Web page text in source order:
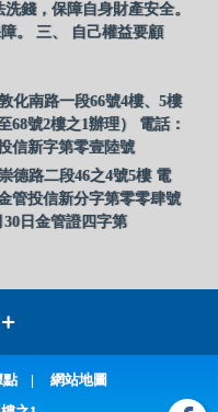
錢，保障自身財產安全。
。 三、 自己權益要顧
化南路一段66號4樓、5樓
68號2樓之1辦理） 電話：
信新字第零壹陸號
德路二段46之4號5樓 電
管投信新分字第零零肆號
日金管證四字第
點
網站地圖